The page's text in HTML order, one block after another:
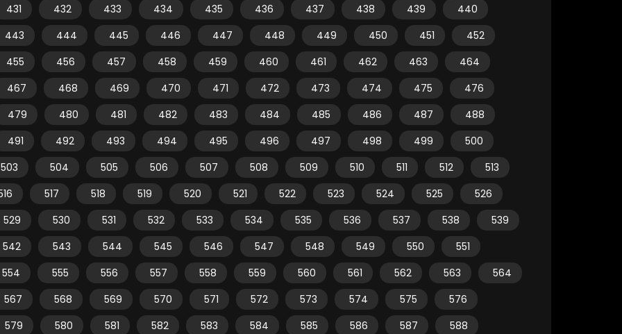
431
432 433 434 435 436 437 438 439
440
443
444 445 446 447 448 449 450 451
452
455
456 457 458 459 460 461 462 463
464
467
468 469 470 471 472 473 474 475
476
479
480 481 482 483 484 485 486 487
488
491
492 493 494 495 496 497 498 499
500
503
504 505 506 507 508 509 510 511 512
513
517 518 519 520 521 522 523 524 525
526
529
530 531 532 533 534 535 536 537 538
539
542
543 544 545 546 547 548 549 550
551
554
555 556 557 558 559 560 561 562 563
564
567
568 569 570 571 572 573 574 575
576
579
580 581 582 583 584 585 586 587
588